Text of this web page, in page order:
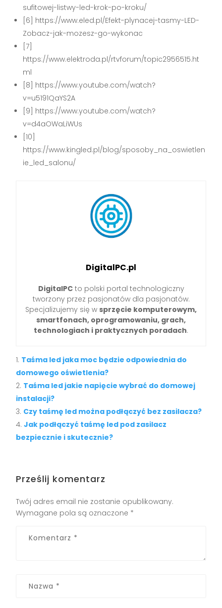
sufitowej-listwy-led-krok-po-kroku/
[6] https://www.eled.pl/Efekt-plynacej-tasmy-LED-
Zobacz-jak-mozesz-go-wykonac
[7]
https://www.elektroda.pl/rtvforum/topic2956515.ht
ml
[8] https://www.youtube.com/watch?
v=u5191QaYS2A
[9] https://www.youtube.com/watch?
v=d4aOWaLiWUs
[10]
https://www.kingled.pl/blog/sposoby_na_oswietlen
ie_led_salonu/
DigitalPC.pl
DigitalPCto polski portal technologiczny
tworzony przez pasjonatów dla pasjonatów.
Specjalizujemy się w sprzęcie komputerowym,
smartfonach, oprogramowaniu, grach,
technologiach i praktycznych poradach.
Taśma led jaka moc będzie odpowiednia do
domowego oświetlenia?
Taśma led jakie napięcie wybrać do domowej
instalacji?
Czy taśmę led można podłączyć bez zasilacza?
Jak podłączyć taśmę led pod zasilacz
bezpiecznie i skutecznie?
Prześlij komentarz
Twój adres email nie zostanie opublikowany.
Wymagane pola są oznaczone *